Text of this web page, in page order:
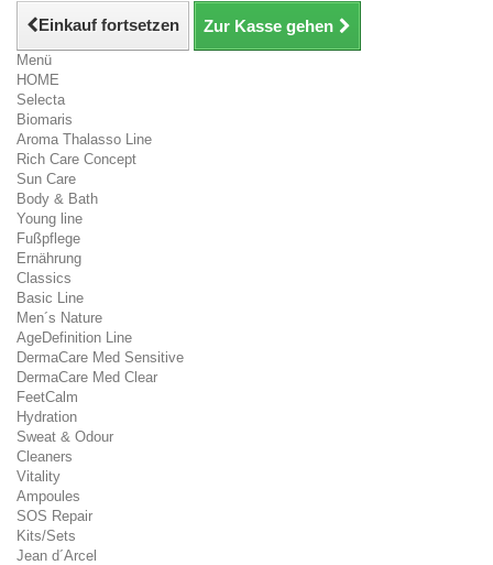
Einkauf fortsetzen Zur Kasse gehen
Menü
HOME
Selecta
Biomaris
Aroma Thalasso Line
Rich Care Concept
Sun Care
Body & Bath
Young line
Fußpflege
Ernährung
Classics
Basic Line
Men´s Nature
AgeDefinition Line
DermaCare Med Sensitive
DermaCare Med Clear
FeetCalm
Hydration
Sweat & Odour
Cleaners
Vitality
Ampoules
SOS Repair
Kits/Sets
Jean d´Arcel